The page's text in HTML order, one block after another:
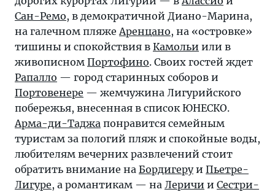
Сан-Ремо, в демократичной Диано-Марина,
на галечном пляжеАренцано, на «островке»
тишины и спокойствия в Камольи или в
живописном Портофино. Своих гостей ждет
Рапалло — город старинных соборов и
Портовенере — жемчужина Лигурийского
побережья, внесенная в список ЮНЕСКО.
Арма-ди-Таджа понравится семейным
туристам за пологий пляж и спокойные воды,
любителям вечерних развлечений стоит
обратить внимание на Бордигеруи Пьетре-
Лигуре, а романтикам — на Леричи и Сестри-